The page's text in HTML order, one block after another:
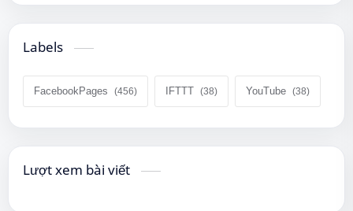
Labels
FacebookPages IFTTT YouTube
Lượt xem bài viết